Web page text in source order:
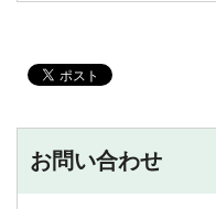
お問い合わせ